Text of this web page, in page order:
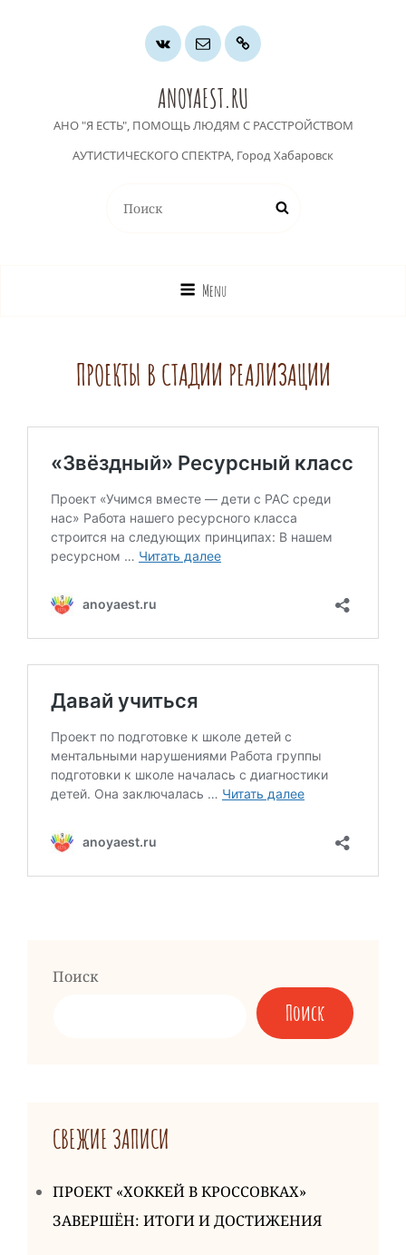
Группа
ВК
ПочтаХочу
помочь
ANOYAEST.RU
АНО "Я ЕСТЬ", ПОМОЩЬ ЛЮДЯМ С РАССТРОЙСТВОМ
АУТИСТИЧЕСКОГО СПЕКТРА, Город Хабаровск
Поиск
Menu
ПРОЕКТЫ В СТАДИИ РЕАЛИЗАЦИИ
Поиск
Поиск
СВЕЖИЕ ЗАПИСИ
ПРОЕКТ «ХОККЕЙ В КРОССОВКАХ»
ЗАВЕРШЁН: ИТОГИ И ДОСТИЖЕНИЯ